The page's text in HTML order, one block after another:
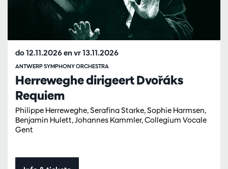
Herreweghe dirigeert Dvořáks
Requiem
Philippe Herreweghe, Serafina Starke, Sophie Harmsen,
Benjamin Hulett, Johannes Kammler, Collegium Vocale
Gent
ANTWERP SYMPHONY ORCHESTRA
do 12.11.2026envr 13.11.2026